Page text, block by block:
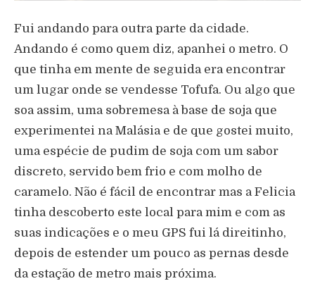
Fui andando para outra parte da cidade.
Andando é como quem diz, apanhei o metro. O
que tinha em mente de seguida era encontrar
um lugar onde se vendesse Tofufa. Ou algo que
soa assim, uma sobremesa à base de soja que
experimentei na Malásia e de que gostei muito,
uma espécie de pudim de soja com um sabor
discreto, servido bem frio e com molho de
caramelo. Não é fácil de encontrar mas a Felicia
tinha descoberto este local para mim e com as
suas indicações e o meu GPS fui lá direitinho,
depois de estender um pouco as pernas desde
da estação de metro mais próxima.